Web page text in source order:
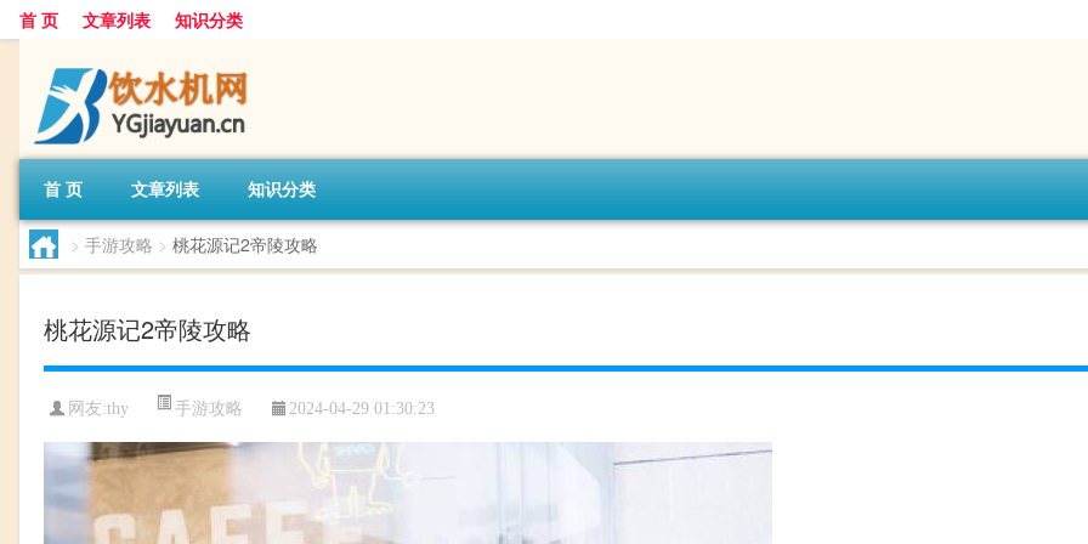
首 页 文章列表 知识分类
首 页 文章列表 知识分类
> 手游攻略 > 桃花源记2帝陵攻略
桃花源记2帝陵攻略
网友:thy 手游攻略 2024-04-29 01:30:23